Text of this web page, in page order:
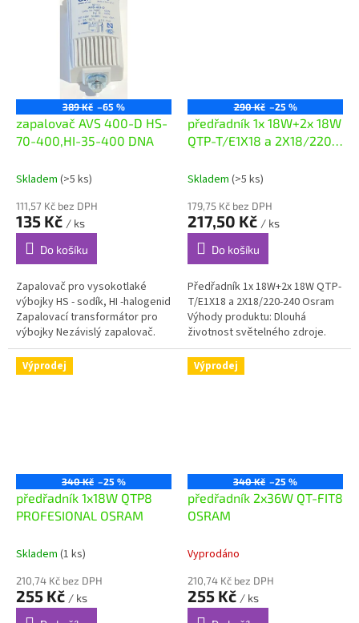
389 Kč –65 %
zapalovač AVS 400-D HS-
70-400,HI-35-400 DNA
Skladem (>5 ks)
111,57 Kč bez DPH
135 Kč / ks
Do košíku
Zapalovač pro vysokotlaké
výbojky HS - sodík, HI -halogenid
Zapalovací transformátor pro
výbojky Nezávislý zapalovač.
Navrstvený systém. Univerzální
použití až do 4.6A....
290 Kč –25 %
předřadník 1x 18W+2x 18W
QTP-T/E1X18 a 2X18/220-
Skladem (>5 ks)
179,75 Kč bez DPH
217,50 Kč / ks
Do košíku
Předřadník 1x 18W+2x 18W QTP-
T/E1X18 a 2X18/220-240 Osram
Výhody produktu: Dlouhá
životnost světelného zdroje.
Žádné nepříznivé dopady při
častém zapínání a vypínání....
Výprodej
340 Kč –25 %
předřadník 1x18W QTP8
PROFESIONAL OSRAM
Skladem (1 ks)
210,74 Kč bez DPH
255 Kč / ks
Výprodej
340 Kč –25 %
předřadník 2x36W QT-FIT8
OSRAM
Vyprodáno
210,74 Kč bez DPH
255 Kč / ks